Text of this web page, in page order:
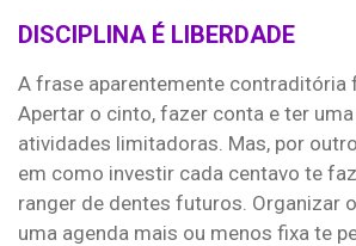
DISCIPLINA É LIBERDADE
A frase aparentemente contraditória
Apertar o cinto, fazer conta e ter
atividades limitadoras. Mas, por
em como investir cada centavo te
ranger de dentes futuros. Organizar
uma agenda mais ou menos fixa te